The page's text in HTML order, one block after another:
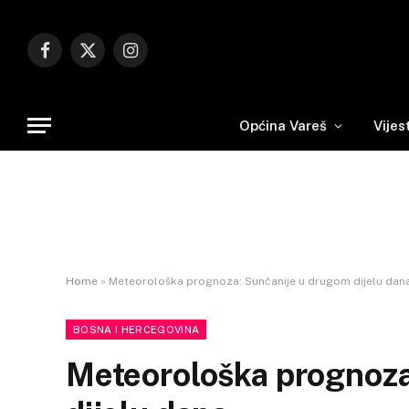
Facebook
X
Instagram
Općina Vareš
Home » Meteorološka prognoza: Sunčanije u drugom dijelu
BOSNA I HERCEGOVINA
Meteorološka